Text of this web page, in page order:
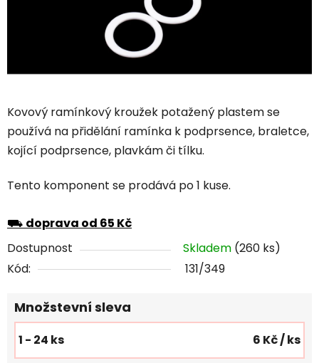
Kovový ramínkový kroužek potažený plastem se
používá na přidělání ramínka k podprsence, braletce,
kojící podprsence, plavkám či tílku.
Tento komponent se prodává po 1 kuse.
⛟ doprava od 65 Kč
Dostupnost
Skladem (260 ks)
Kód:
131/349
Množstevní sleva
1 - 24 ks 6 Kč/ ks